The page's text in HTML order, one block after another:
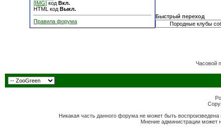
[IMG] код Вкл.
HTML код Выкл.
Правила форума
Быстрый переход
Часовой
Никакая часть данного форума не может быть
Мнение администрации может